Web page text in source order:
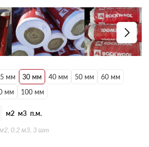
мм 30 мм 40 мм 50 мм
60 мм
мм 100 мм
м2 м3 п.м.
м2, 0.2 м3, 3 шт